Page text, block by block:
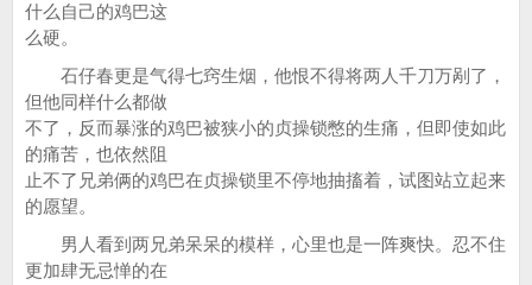
什么自己的鸡巴这
么硬。
石仔春更是气得七窍生烟，他恨不得将两人千刀万剐了，
但他同样什么都做
不了，反而暴涨的鸡巴被狭小的贞操锁憋的生痛，但即使如此
的痛苦，也依然阻
止不了兄弟俩的鸡巴在贞操锁里不停地抽搐着，试图站立起来
的愿望。
男人看到两兄弟呆呆的模样，心里也是一阵爽快。忍不住
更加肆无忌惮的在